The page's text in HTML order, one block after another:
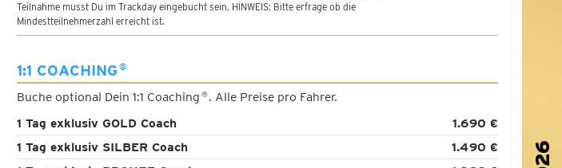
Teilnahme musst Du im Trackday eingebucht sein. HINWEIS: Bitte erfrage ob die
Mindestteilnehmerzahl erreicht ist.
1:1 COACHING®
Buche optional Dein 1:1 Coaching ®. Alle Preise pro Fahrer.
1 Tag exklusiv GOLD Coach
1.690 €
1 Tag exklusiv SILBER Coach
1.490 €